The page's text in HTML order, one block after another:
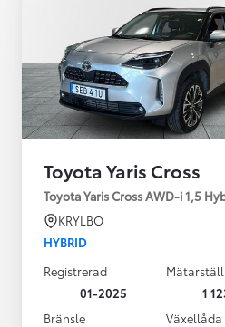
Toyota Yaris Cross
Toyota Yaris Cross AWD-i 1,5
KRYLBO
HYBRID
Registrerad
01-2025
1
Bränsle
Växellåda